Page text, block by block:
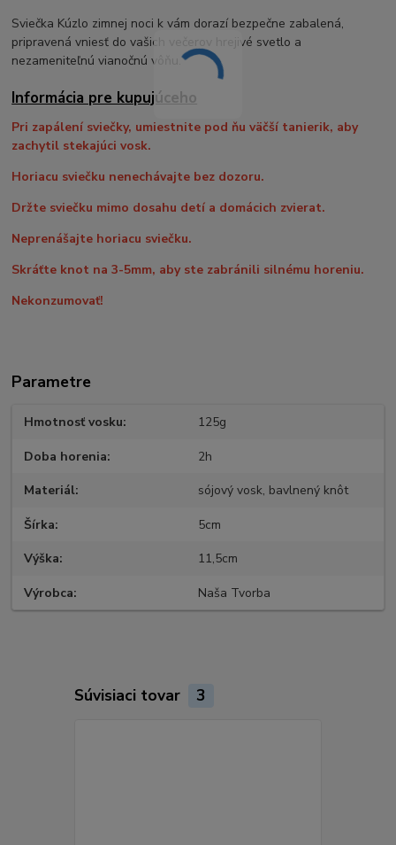
Sviečka Kúzlo zimnej noci k vám dorazí bezpečne zabalená,
pripravená vniesť do vašich večerov hrejivé svetlo a
nezameniteľnú vianočnú vôňu.
Informácia pre kupujúceho
Pri zapálení sviečky, umiestnite pod ňu väčší tanierik, aby
zachytil stekajúci vosk.
Horiacu sviečku nenechávajte bez dozoru.
Držte sviečku mimo dosahu detí a domácich zvierat.
Neprenášajte horiacu sviečku.
Skráťte knot na 3-5mm, aby ste zabránili silnému horeniu.
Nekonzumovať!
Parametre
Hmotnosť vosku 125g
Doba horenia 2h
Materiál sójový vosk, bavlnený knôt
Šírka 5cm
Výška 11,5cm
Výrobca Naša Tvorba
Súvisiaci tovar 3